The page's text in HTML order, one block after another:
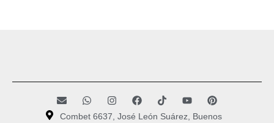
Combet 6637, José León Suárez, Buenos